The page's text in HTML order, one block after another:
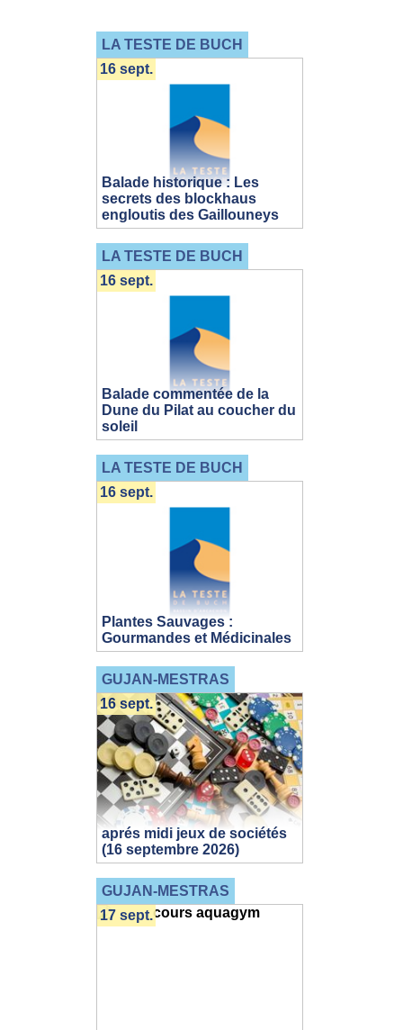
LA TESTE DE BUCH
Balade historique : Les
secrets des blockhaus
engloutis des Gaillouneys
16 sept.
LA TESTE DE BUCH
Balade commentée de la
Dune du Pilat au coucher du
soleil
16 sept.
LA TESTE DE BUCH
Plantes Sauvages :
Gourmandes et Médicinales
16 sept.
GUJAN-MESTRAS
aprés midi jeux de sociétés
(16 septembre 2026)
16 sept.
GUJAN-MESTRAS
17 sept.